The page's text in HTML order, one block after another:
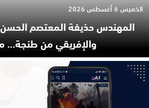
المهندس حذيفة المعتصم
والإفريقي من طنجة…
الخميس 6 أغسطس 2026